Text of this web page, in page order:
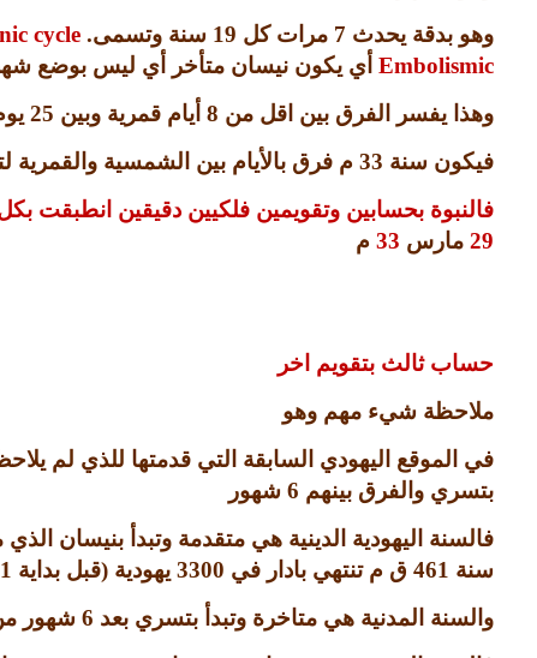
وهو بدقة يحدث 7 مرات كل 19 سنة وتسمى.
cycle
Embolismic أي يكون نيسان متأخر أي ليس بوضع شهر
وهذا يفسر الفرق بين اقل من 8 أيام قمرية وبين 25
فيكون سنة 33 م فرق بالأيام بين الشمسية والقمرية
فالنبوة بحسابين وتقويمين فلكيين دقيقين انطبقت
29 مارس 33 م
حساب ثالث بتقويم اخر
ملاحظة شيء مهم وهو
في الموقع اليهودي السابقة التي قدمتها للذي لم
بتسري والفرق بينهم 6 شهور
فالسنة اليهودية الدينية هي متقدمة وتبدأ بنيسان
سنة 461 ق م تنتهي بادار في 3300 يهودية (قبل بداية
والسنة المدنية هي متاخرة وتبدأ بتسري بعد 6 شهور